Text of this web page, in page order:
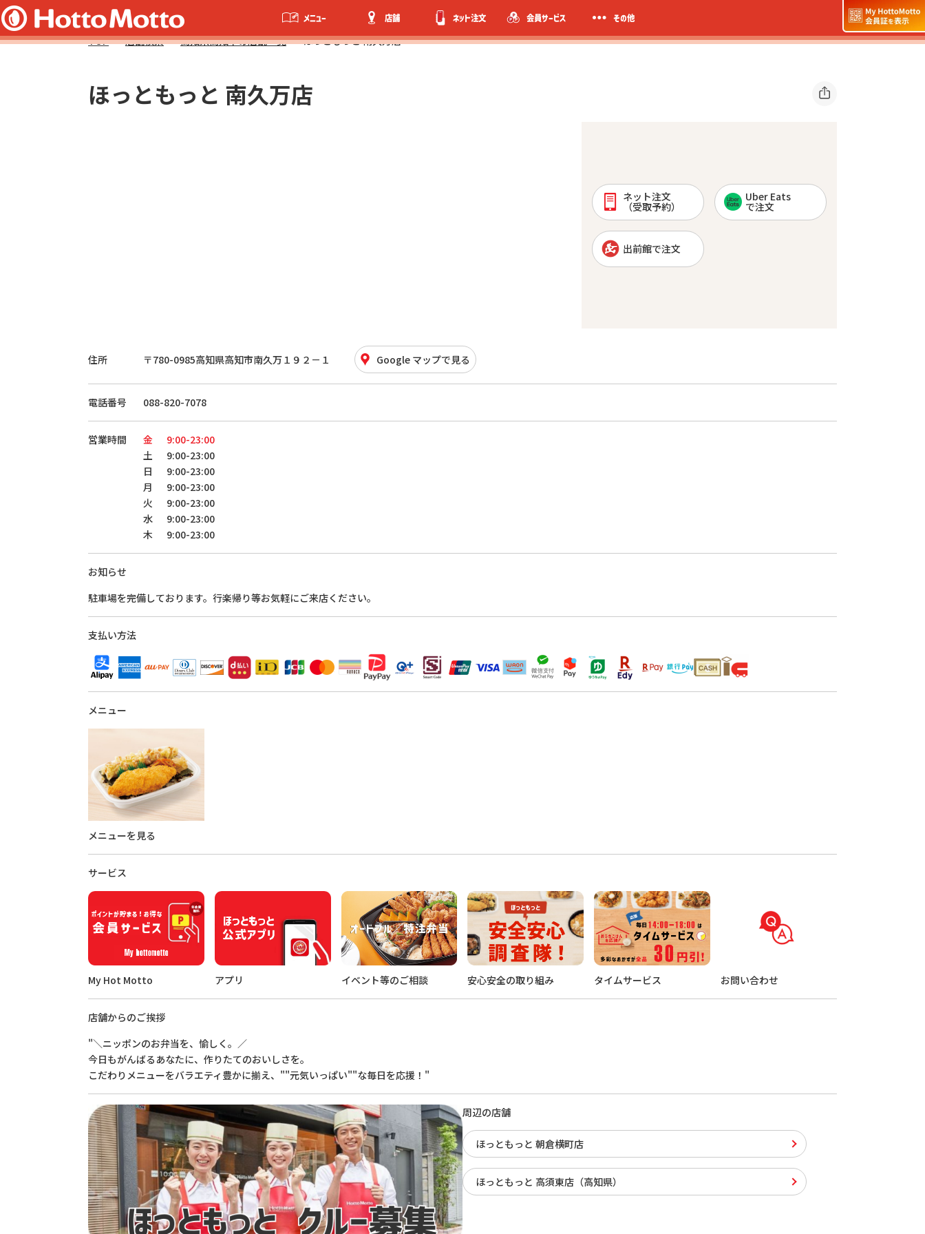
メニュー 店舗 ネット注文 会員サービス その他
TOP 店舗検索 高知県高知市の店舗一覧 ほっともっと 南久万店
ほっともっと 南久万店
ネット注文
（受取予約）
Uber Eats
で注文
出前館で注文
住所 〒780-0985高知県高知市南久万１９２－１ Google マップで見る
電話番号 088-820-7078
営業時間 金
9:00-23:00
土
9:00-23:00
日
9:00-23:00
月
9:00-23:00
火
9:00-23:00
水
9:00-23:00
木
9:00-23:00
お知らせ
駐車場を完備しております。行楽帰り等お気軽にご来店ください。
支払い方法
メニュー
メニューを見る
サービス
My Hot Motto アプリ イベント等のご相談 安心安全の取り組み タイムサービス お問い合わせ
店舗からのご挨拶
"＼ニッポンのお弁当を、愉しく。／
今日もがんばるあなたに、作りたてのおいしさを。
こだわりメニューをバラエティ豊かに揃え、""元気いっぱい""な毎日を応援！"
周辺の店舗
ほっともっと 朝倉横町店
ほっともっと 高須東店（高知県）